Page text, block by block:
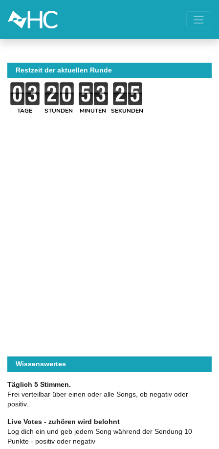
Restzeit der aktuellen Runde
TAGE STUNDEN MINUTEN SEKUNDEN
Wissenswertes
Täglich 5 Stimmen.
Frei verteilbar über einen oder alle Songs, ob negativ oder
positiv..
Live Votes - zuhören wird belohnt
Log dich ein und geb jedem Song während der Sendung 10
Punkte - positiv oder negativ